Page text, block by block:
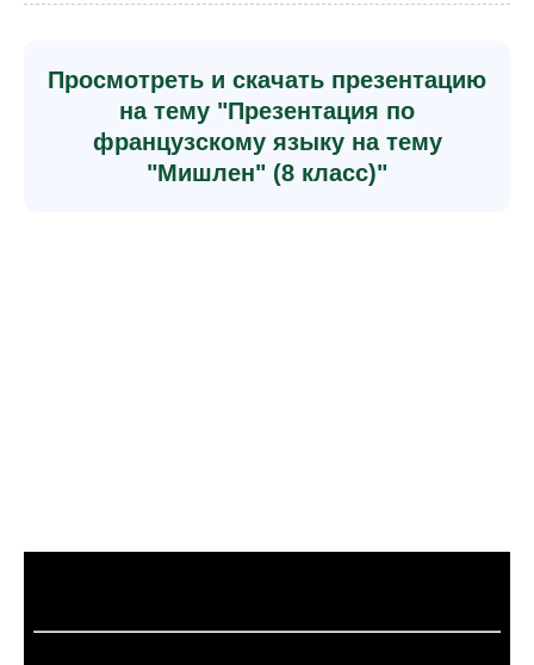
Просмотреть и скачать презентацию
на тему "Презентация по
французскому языку на тему
"Мишлен" (8 класс)"